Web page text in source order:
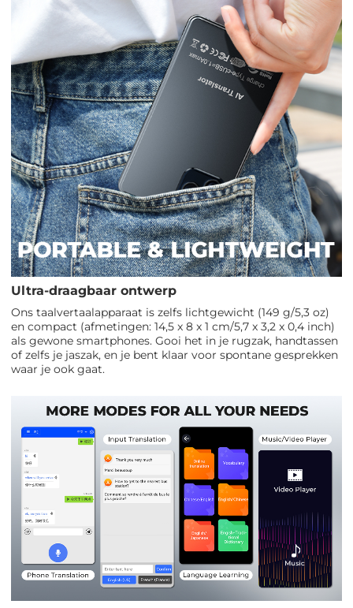
Ultra-draagbaar ontwerp
Ons taalvertaalapparaat is zelfs lichtgewicht (149 g/5,3 oz)
en compact (afmetingen: 14,5 x 8 x 1 cm/5,7 x 3,2 x 0,4 inch)
als gewone smartphones. Gooi het in je rugzak, handtassen
of zelfs je jaszak, en je bent klaar voor spontane gesprekken
waar je ook gaat.